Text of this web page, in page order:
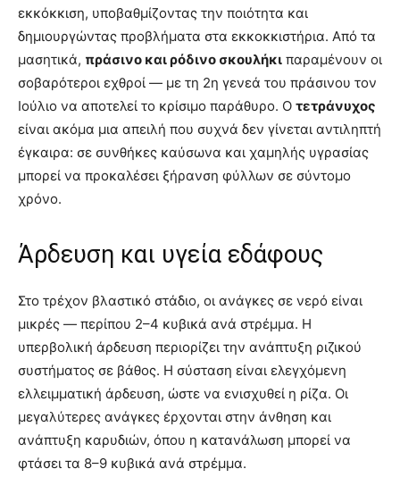
εκκόκκιση, υποβαθμίζοντας την ποιότητα και
δημιουργώντας προβλήματα στα εκκοκκιστήρια. Από τα
μασητικά, πράσινο και ρόδινο σκουλήκι παραμένουν οι
σοβαρότεροι εχθροί — με τη 2η γενεά του πράσινου τον
Ιούλιο να αποτελεί το κρίσιμο παράθυρο. Ο τετράνυχος
είναι ακόμα μια απειλή που συχνά δεν γίνεται αντιληπτή
έγκαιρα: σε συνθήκες καύσωνα και χαμηλής υγρασίας
μπορεί να προκαλέσει ξήρανση φύλλων σε σύντομο
χρόνο.
Άρδευση και υγεία εδάφους
Στο τρέχον βλαστικό στάδιο, οι ανάγκες σε νερό είναι
μικρές — περίπου 2–4 κυβικά ανά στρέμμα. Η
υπερβολική άρδευση περιορίζει την ανάπτυξη ριζικού
συστήματος σε βάθος. Η σύσταση είναι ελεγχόμενη
ελλειμματική άρδευση, ώστε να ενισχυθεί η ρίζα. Οι
μεγαλύτερες ανάγκες έρχονται στην άνθηση και
ανάπτυξη καρυδιών, όπου η κατανάλωση μπορεί να
φτάσει τα 8–9 κυβικά ανά στρέμμα.